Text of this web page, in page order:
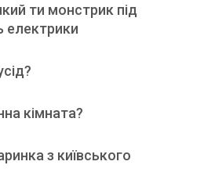
ти монстрик під
електрики
кімната?
з київського